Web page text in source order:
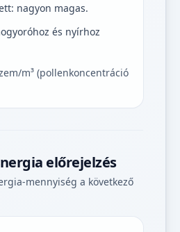
nagyon magas.
és nyírhoz
m³ (pollenkoncentráció
előrejelzés
mennyiség a következő